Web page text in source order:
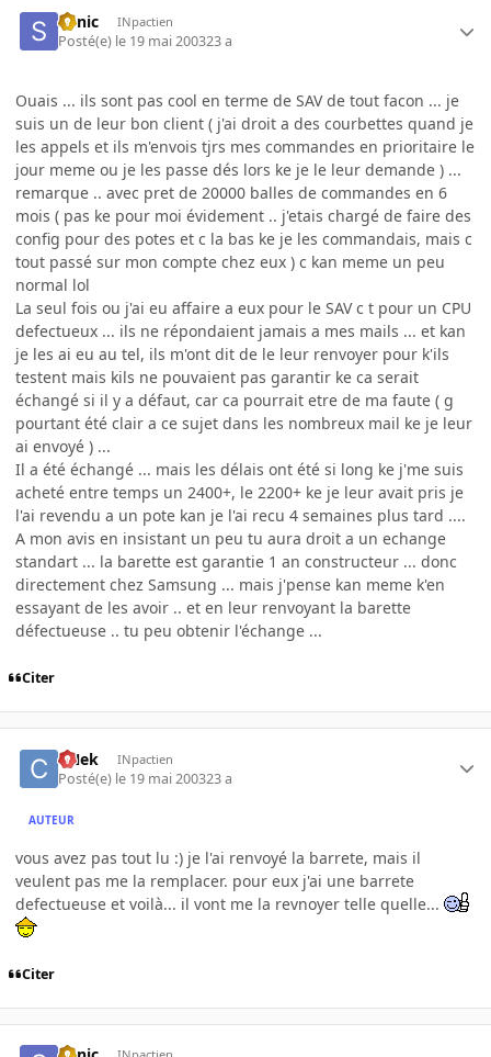
Sonic INpactien
Posté(e) le 19 mai 200323 a
Ouais ... ils sont pas cool en terme de SAV de tout facon ... je
suis un de leur bon client ( j'ai droit a des courbettes quand je
les appels et ils m'envois tjrs mes commandes en prioritaire le
jour meme ou je les passe dés lors ke je le leur demande ) ...
remarque .. avec pret de 20000 balles de commandes en 6
mois ( pas ke pour moi évidement .. j'etais chargé de faire des
config pour des potes et c la bas ke je les commandais, mais c
tout passé sur mon compte chez eux ) c kan meme un peu
normal lol
La seul fois ou j'ai eu affaire a eux pour le SAV c t pour un CPU
defectueux ... ils ne répondaient jamais a mes mails ... et kan
je les ai eu au tel, ils m'ont dit de le leur renvoyer pour k'ils
testent mais kils ne pouvaient pas garantir ke ca serait
échangé si il y a défaut, car ca pourrait etre de ma faute ( g
pourtant été clair a ce sujet dans les nombreux mail ke je leur
ai envoyé ) ...
Il a été échangé ... mais les délais ont été si long ke j'me suis
acheté entre temps un 2400+, le 2200+ ke je leur avait pris je
l'ai revendu a un pote kan je l'ai recu 4 semaines plus tard ....
A mon avis en insistant un peu tu aura droit a un echange
standart ... la barette est garantie 1 an constructeur ... donc
directement chez Samsung ... mais j'pense kan meme k'en
essayant de les avoir .. et en leur renvoyant la barette
défectueuse .. tu peu obtenir l'échange ...
Citer
CNek INpactien
Posté(e) le 19 mai 200323 a
AUTEUR
vous avez pas tout lu :) je l'ai renvoyé la barrete, mais il
veulent pas me la remplacer. pour eux j'ai une barrete
defectueuse et voilà... il vont me la revnoyer telle quelle...
Citer